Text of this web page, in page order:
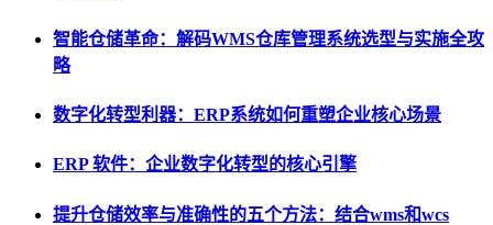
智能仓储革命：解码WMS仓库管理系统选型与实施全攻
略
数字化转型利器：ERP系统如何重塑企业核心场景
ERP 软件：企业数字化转型的核心引擎
提升仓储效率与准确性的五个方法：结合wms和wcs